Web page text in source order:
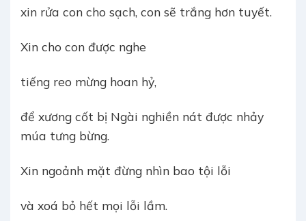
xin rửa con cho sạch, con sẽ trắng hơn tuyết.
Xin cho con được nghe
tiếng reo mừng hoan hỷ,
để xương cốt bị Ngài nghiền nát được nhảy
múa tưng bừng.
Xin ngoảnh mặt đừng nhìn bao tội lỗi
và xoá bỏ hết mọi lỗi lầm.